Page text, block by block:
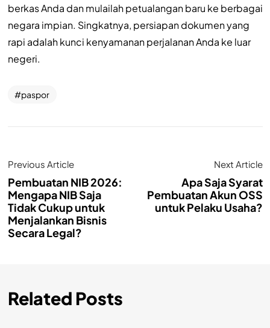
berkas Anda dan mulailah petualangan baru ke berbagai
negara impian. Singkatnya, persiapan dokumen yang
rapi adalah kunci kenyamanan perjalanan Anda ke luar
negeri.
paspor
Previous Article
Pembuatan NIB 2026:
Mengapa NIB Saja
Tidak Cukup untuk
Menjalankan Bisnis
Secara Legal?
Next Article
Apa Saja Syarat
Pembuatan Akun OSS
untuk Pelaku Usaha?
Related Posts